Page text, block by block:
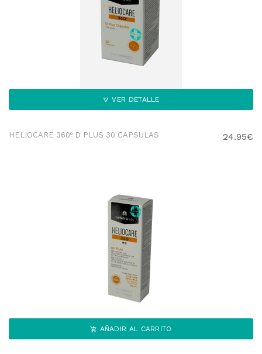
VER DETALLE
HELIOCARE 360º D PLUS 30 CAPSULAS 24.95€
AÑADIR AL CARRITO